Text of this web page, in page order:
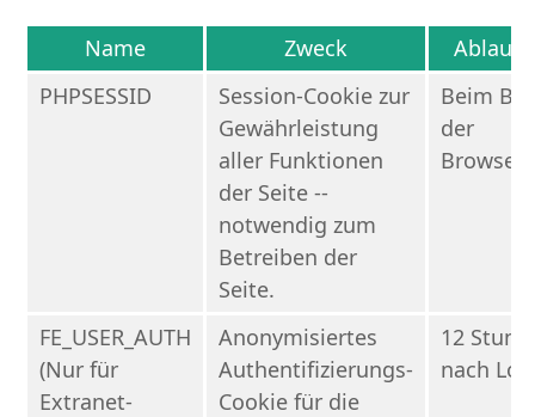
Name Zweck
PHPSESSID
Session-Cookie zur
Gewährleistung
aller Funktionen
der Seite --
notwendig zum
Betreiben der
Seite.
Beim
der
FE_USER_AUTH
(Nur für
Extranet-
Anonymisiertes
Authentifizierungs-
Cookie für die
12
nach